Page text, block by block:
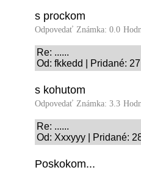
s prockom
Odpovedať Známka: 0.0
Re: ......
Od: fkkedd | Pridané:
s kohutom
Odpovedať Známka: 3.3
Re: ......
Od: Xxxyyy | Pridané:
Poskokom...